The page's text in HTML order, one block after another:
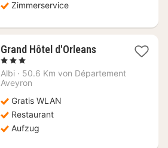
Zimmerservice
Grand Hôtel d'Orleans1
ab
, 3 Sterne
Albi · 50.6 Km von Département
Aveyron
Gratis WLAN
Restaurant
Aufzug